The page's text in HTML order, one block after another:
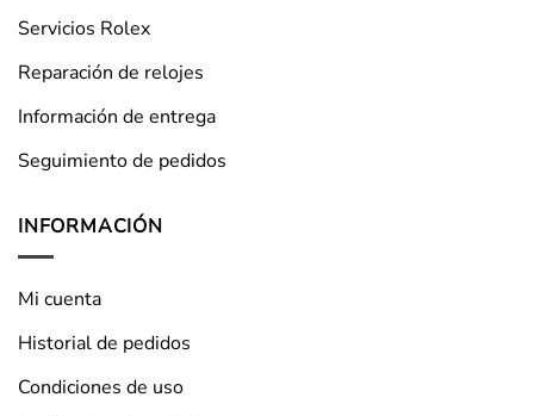
Servicios Rolex
Reparación de relojes
Información de entrega
Seguimiento de pedidos
INFORMACIÓN
Mi cuenta
Historial de pedidos
Condiciones de uso